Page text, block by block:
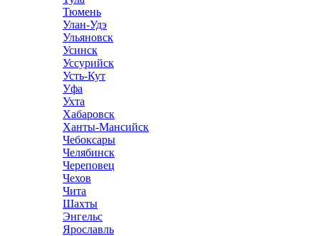
Тюмень
Улан-Удэ
Ульяновск
Усинск
Уссурийск
Усть-Кут
Уфа
Ухта
Хабаровск
Ханты-Мансийск
Чебоксары
Челябинск
Череповец
Чехов
Чита
Шахты
Энгельс
Ярославль